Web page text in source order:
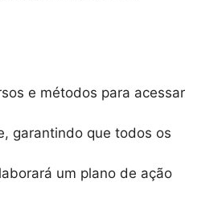
e métodos para acessar
garantindo que todos os
um plano de ação